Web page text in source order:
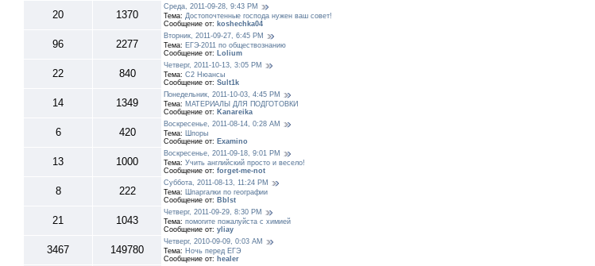
20 1370
Среда, 2011-09-28, 9:43 PM
Тема: Достопочтенные господа нужен ваш совет!
Сообщение от: koshechka04
96 2277
Вторник, 2011-09-27, 6:45 PM
Тема: ЕГЭ-2011 по обществознанию
Сообщение от: Lolium
22 840
Четверг, 2011-10-13, 3:05 PM
Тема: C2 Нюансы
Сообщение от: Sult1k
14 1349
Понедельник, 2011-10-03, 4:45 PM
Тема: МАТЕРИАЛЫ ДЛЯ ПОДГОТОВКИ
Сообщение от: Kanareika
6 420
Воскресенье, 2011-08-14, 0:28 AM
Тема: Шпоры
Сообщение от: Examino
13 1000
Воскресенье, 2011-09-18, 9:01 PM
Тема: Учить английский просто и весело!
Сообщение от: forget-me-not
8 222
Суббота, 2011-08-13, 11:24 PM
Тема: Шпаргалки по географии
Сообщение от: Bblst
21 1043
Четверг, 2011-09-29, 8:30 PM
Тема: помогите пожалуйста с химией
Сообщение от: yliay
3467 149780
Четверг, 2010-09-09, 0:03 AM
Тема: Ночь перед ЕГЭ
Сообщение от: healer